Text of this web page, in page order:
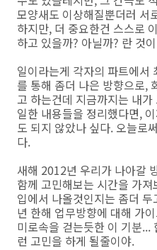
모양새도 이상해질뿐더러 서
하지만, 더 중요한건 스스로
하고 있을까? 아닐까? 란 것
일이라는게 각자의 파트에서
를 통해 좀더 나은 방향으로,
고 하는건데 지금까지는 내
일한 내용들을 정리했다면,
도 되지 않았나 싶다. 오늘로
다.
새해 2012년 우리가 나아갈
함께 고민해보는 시간을 가
입에서 나올것인지는 좀더
년 한해 업무방향에 대해 가
미로속을 걷는듯한 이 기분...
런 고민을 하게 될줄이야.